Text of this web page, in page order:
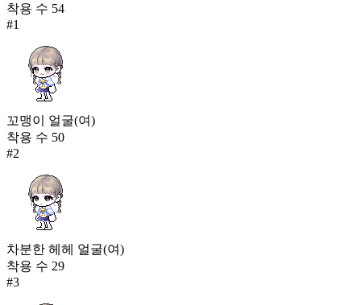
착용 수 54
#1
꼬맹이 얼굴(여)
착용 수 50
#2
차분한 헤헤 얼굴(여)
착용 수 29
#3